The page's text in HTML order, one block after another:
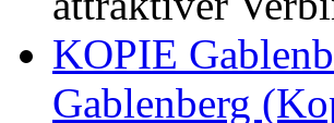
KOPIE
Gablenberg